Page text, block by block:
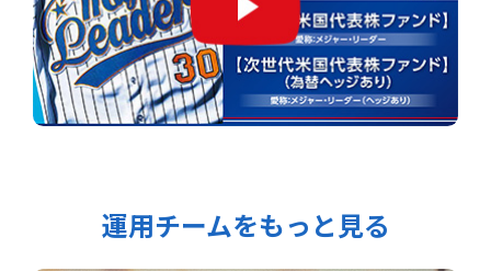
運用チームをもっと見る